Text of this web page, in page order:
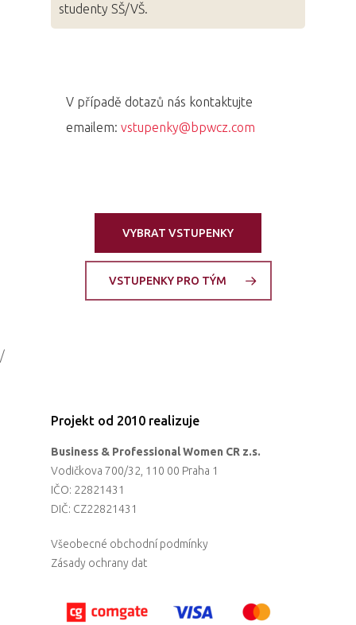
studenty SŠ/VŠ.
V případě dotazů nás kontaktujte
emailem:vstupenky@bpwcz.com
VYBRAT VSTUPENKY
VSTUPENKY PRO TÝM
/
Projekt od 2010 realizuje
Business & Professional Women CR z.s.
Vodičkova 700/32, 110 00 Praha 1
IČO: 22821431
DIČ: CZ22821431
Všeobecné obchodní podmínky
Zásady ochrany dat